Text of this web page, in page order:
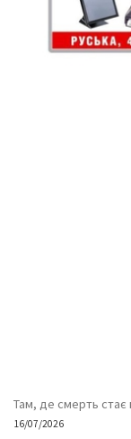
Там, де смерть
16/07/2026